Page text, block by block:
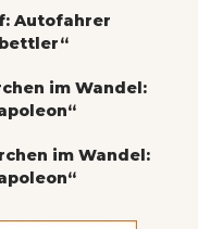
Autofahrer
im Wandel:
im Wandel: